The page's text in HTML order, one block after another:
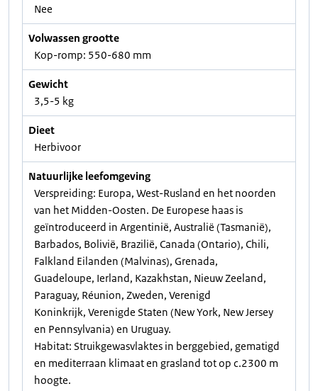
Nee
Volwassen grootte
Kop-romp: 550-680 mm
Gewicht
3,5-5 kg
Dieet
Herbivoor
Natuurlijke leefomgeving
Verspreiding: Europa, West-Rusland en het noorden
van het Midden-Oosten. De Europese haas is
geïntroduceerd in Argentinië, Australië (Tasmanië),
Barbados, Bolivië, Brazilië, Canada (Ontario), Chili,
Falkland Eilanden (Malvinas), Grenada,
Guadeloupe, Ierland, Kazakhstan, Nieuw Zeeland,
Paraguay, Réunion, Zweden, Verenigd
Koninkrijk, Verenigde Staten (New York, New Jersey
en Pennsylvania) en Uruguay.
Habitat: Struikgewasvlaktes in berggebied, gematigd
en mediterraan klimaat en grasland tot op c.2300 m
hoogte.